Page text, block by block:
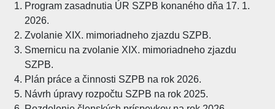
Program zasadnutia ÚR SZPB konaného dňa 17. 1.
2026.
Zvolanie XIX. mimoriadneho zjazdu SZPB.
Smernicu na zvolanie XIX. mimoriadneho zjazdu
SZPB.
Plán práce a činnosti SZPB na rok 2026.
Návrh úpravy rozpočtu SZPB na rok 2025.